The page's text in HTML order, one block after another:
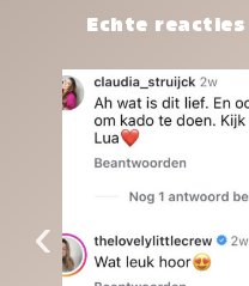
het waard.Echte
‹